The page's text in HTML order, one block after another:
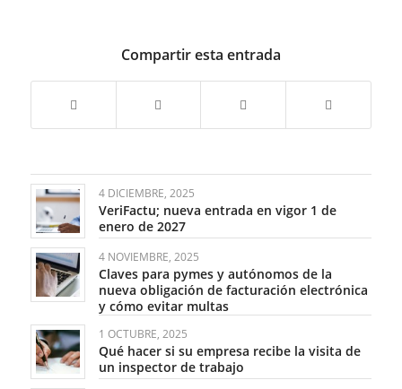
Compartir esta entrada
4 DICIEMBRE, 2025
VeriFactu; nueva entrada en vigor 1 de
enero de 2027
4 NOVIEMBRE, 2025
Claves para pymes y autónomos de la
nueva obligación de facturación electrónica
y cómo evitar multas
1 OCTUBRE, 2025
Qué hacer si su empresa recibe la visita de
un inspector de trabajo